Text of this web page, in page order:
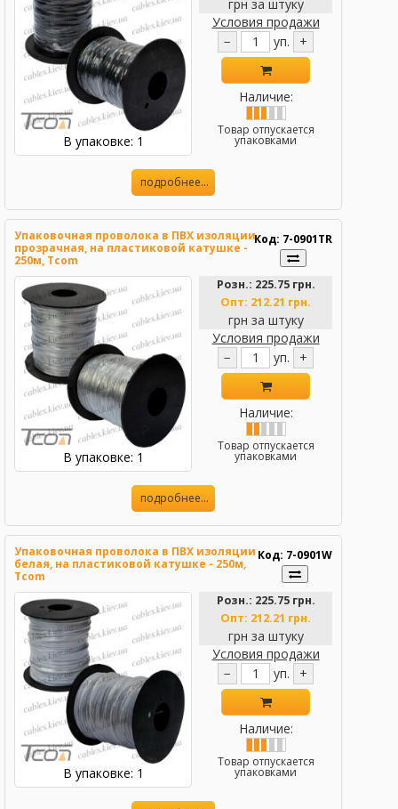
В упаковке: 1
грн за штуку
Условия продажи
−
уп. +
Наличие:
Товар отпускается
упаковками
подробнее...
Упаковочная проволока в ПВХ изоляции
прозрачная, на пластиковой катушке -
250м, Tcom
Код: 7-0901TR
В упаковке: 1
Розн.: 225.75 грн.
Опт: 212.21 грн.
грн за штуку
Условия продажи
−
уп. +
Наличие:
Товар отпускается
упаковками
подробнее...
Упаковочная проволока в ПВХ изоляции
белая, на пластиковой катушке - 250м,
Tcom
Код: 7-0901W
В упаковке: 1
Розн.: 225.75 грн.
Опт: 212.21 грн.
грн за штуку
Условия продажи
−
уп. +
Наличие:
Товар отпускается
упаковками